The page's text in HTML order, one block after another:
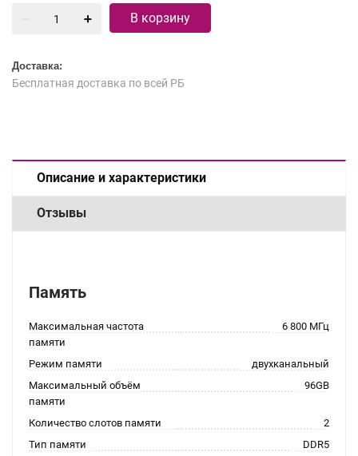
В корзину
Доставка:
Бесплатная доставка по всей РБ
Описание и характеристики
Отзывы
Память
Максимальная частота
памяти
6 800 МГц
Режим памяти
двухканальный
Максимальный объём
памяти
96GB
Количество слотов памяти
2
Тип памяти
DDR5